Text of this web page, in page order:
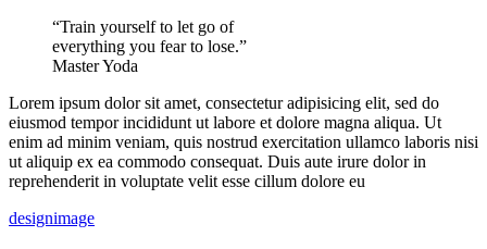
“Train yourself to let go of
everything you fear to lose.”
Master Yoda
Lorem ipsum dolor sit amet, consectetur adipisicing elit, sed do
eiusmod tempor incididunt ut labore et dolore magna aliqua. Ut
enim ad minim veniam, quis nostrud exercitation ullamco laboris nisi
ut aliquip ex ea commodo consequat. Duis aute irure dolor in
reprehenderit in voluptate velit esse cillum dolore eu
designimage